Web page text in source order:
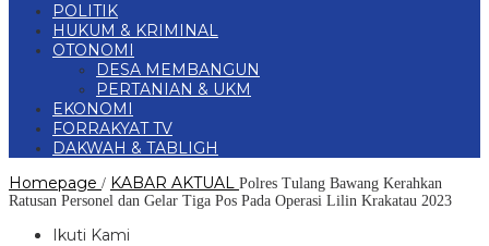
POLITIK
HUKUM & KRIMINAL
OTONOMI
DESA MEMBANGUN
PERTANIAN & UKM
EKONOMI
FORRAKYAT TV
DAKWAH & TABLIGH
Homepage / KABAR AKTUAL Polres Tulang Bawang Kerahkan
Ratusan Personel dan Gelar Tiga Pos Pada Operasi Lilin Krakatau 2023
Ikuti Kami